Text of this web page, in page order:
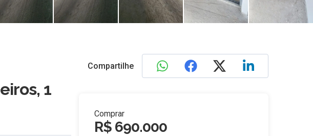
1
Compartilhe
Comprar
R$ 690.000